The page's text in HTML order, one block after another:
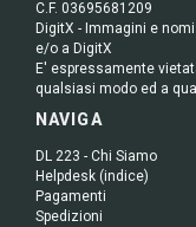
C.F. 03695681209
DigitX - Immagini e
e/o a DigitX
E' espressamente
qualsiasi modo ed a
NAVIGA
DL 223 - Chi Siamo
Helpdesk (indice)
Pagamenti
Spedizioni